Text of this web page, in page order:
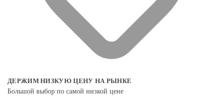
ДЕРЖИМ НИЗКУЮ ЦЕНУ НА РЫНКЕ
Большой выбор по самой низкой цене